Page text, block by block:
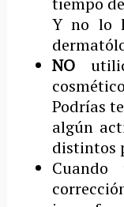
Y no lo
NO
Podrías
algún
distintos